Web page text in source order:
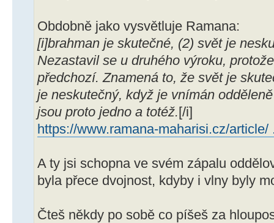
Obdobně jako vysvětluje Ramana:
[i]brahman je skutečné, (2) svět je
Nezastavil se u druhého výroku,
předchozí. Znamená to, že svět je
je neskutečný, když je vnímán
jsou proto jedno a totéž. [/i]
https://www.ramana-maharisi.cz/article/
A ty jsi schopna ve svém zápalu
byla přece dvojnost, kdyby i vlny byly
Čteš někdy po sobě co píšeš za